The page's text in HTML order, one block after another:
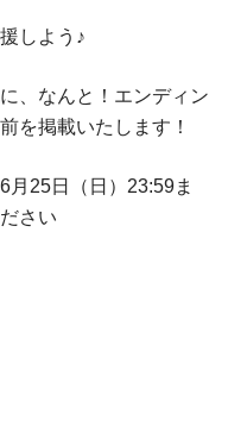
しよう♪
、なんと！エンディン
を掲載いたします！
25日（日）23:59ま
さい